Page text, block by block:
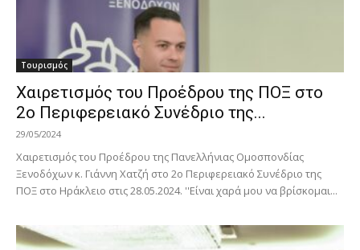
Τουρισμός
Χαιρετισμός του Προέδρου της ΠΟΞ στο
2ο Περιφερειακό Συνέδριο της...
29/05/2024
Χαιρετισμός του Προέδρου της Πανελλήνιας Ομοσπονδίας
Ξενοδόχων κ. Γιάννη Χατζή στο 2ο Περιφερειακό Συνέδριο της
ΠΟΞ στο Ηράκλειο στις 28.05.2024. ''Είναι χαρά μου να βρίσκομαι...